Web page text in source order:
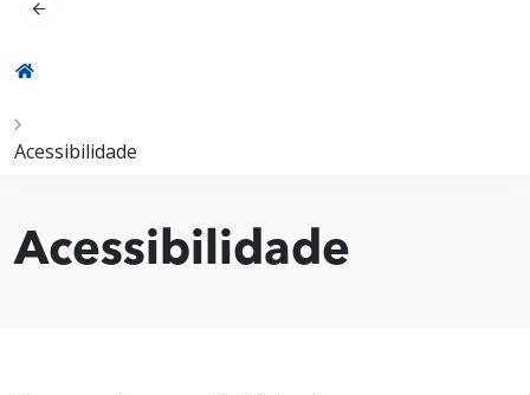
Acessibilidade
Acessibilidade